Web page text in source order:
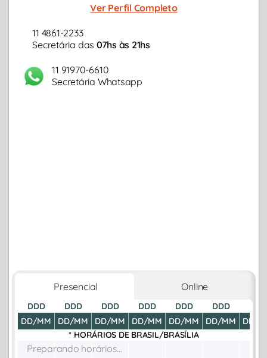
demandas relacionamento, ansiedade, questões
Ver Perfil Completo
11 4861-2233
Secretária das 07hs às 21hs
11 91970-6610
Secretária Whatsapp
Presencial Online
DDD
DD/MM
DDD
DD/MM
DDD
DD/MM
DDD
DD/MM
DDD
DD/MM
DDD
DD/MM
DD/
* HORÁRIOS DE BRASIL/BRASÍLIA
Preparando horários...